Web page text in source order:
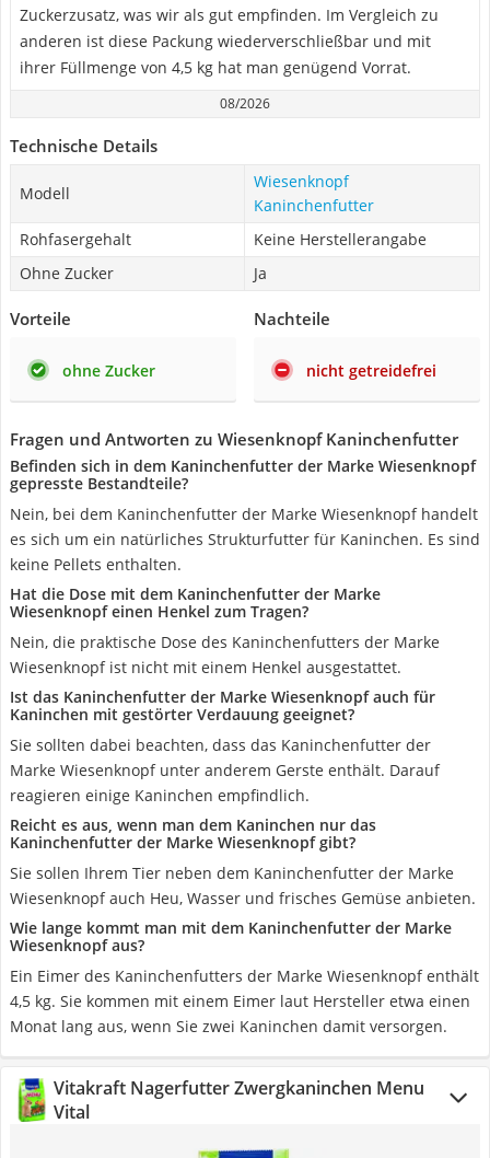
Zuckerzusatz, was wir als gut empfinden. Im Vergleich zu
anderen ist diese Packung wiederverschließbar und mit
ihrer Füllmenge von 4,5 kg hat man genügend Vorrat.
08/2026
Technische Details
Modell
Wiesenknopf
Kaninchenfutter
Rohfasergehalt
Keine Herstellerangabe
Ohne Zucker
Ja
Vorteile
ohne Zucker
Nachteile
nicht getreidefrei
Fragen und Antworten zu Wiesenknopf Kaninchenfutter
Befinden sich in dem Kaninchenfutter der Marke Wiesenknopf
gepresste Bestandteile?
Nein, bei dem Kaninchenfutter der Marke Wiesenknopf handelt
es sich um ein natürliches Strukturfutter für Kaninchen. Es sind
keine Pellets enthalten.
Hat die Dose mit dem Kaninchenfutter der Marke
Wiesenknopf einen Henkel zum Tragen?
Nein, die praktische Dose des Kaninchenfutters der Marke
Wiesenknopf ist nicht mit einem Henkel ausgestattet.
Ist das Kaninchenfutter der Marke Wiesenknopf auch für
Kaninchen mit gestörter Verdauung geeignet?
Sie sollten dabei beachten, dass das Kaninchenfutter der
Marke Wiesenknopf unter anderem Gerste enthält. Darauf
reagieren einige Kaninchen empfindlich.
Reicht es aus, wenn man dem Kaninchen nur das
Kaninchenfutter der Marke Wiesenknopf gibt?
Sie sollen Ihrem Tier neben dem Kaninchenfutter der Marke
Wiesenknopf auch Heu, Wasser und frisches Gemüse anbieten.
Wie lange kommt man mit dem Kaninchenfutter der Marke
Wiesenknopf aus?
Ein Eimer des Kaninchenfutters der Marke Wiesenknopf enthält
4,5 kg. Sie kommen mit einem Eimer laut Hersteller etwa einen
Monat lang aus, wenn Sie zwei Kaninchen damit versorgen.
Vitakraft Nagerfutter Zwergkaninchen Menu
Vital